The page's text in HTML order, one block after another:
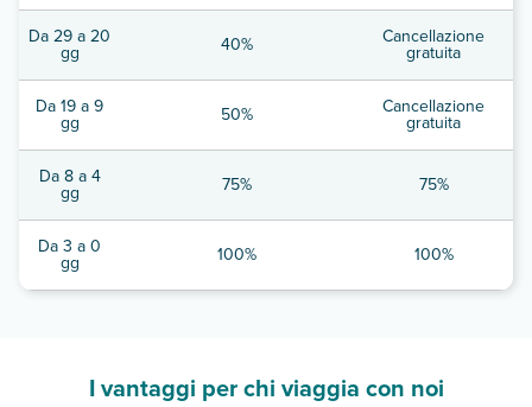
Da 29 a 20
gg 40% Cancellazione
gratuita
Da 19 a 9
gg 50% Cancellazione
gratuita
Da 8 a 4
gg 75% 75%
Da 3 a 0
gg 100% 100%
I vantaggi per chi viaggia con noi